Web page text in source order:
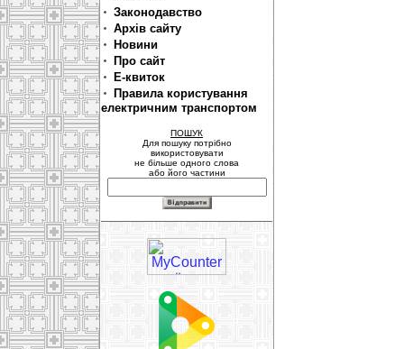
Законодавство
Архів сайту
Новини
Про сайт
Е-квиток
Правила користування
електричним транспортом
ПОШУК
Для пошуку потрібно
використовувати
не більше одного слова
або його частини